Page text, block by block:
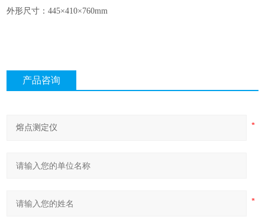
外形尺寸：445×410×760mm
产品咨询